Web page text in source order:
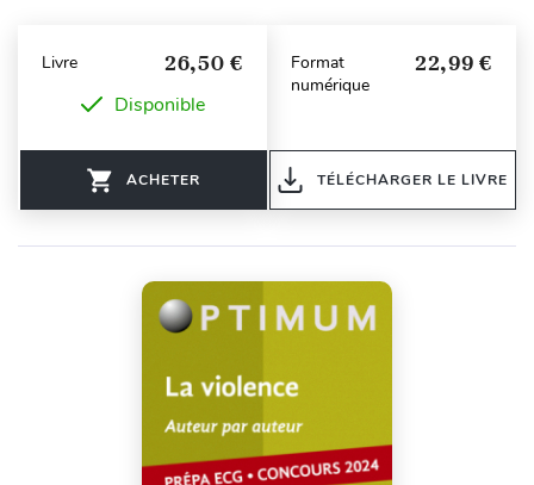
Livre 26,50 €
Disponible
ACHETER
Format
numérique
22,99 €
TÉLÉCHARGER LE LIVRE